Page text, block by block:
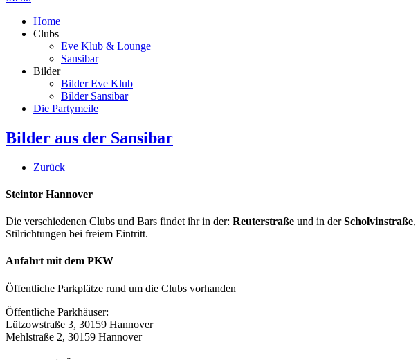
Home
Clubs
Eve Klub & Lounge
Sansibar
Bilder
Bilder Eve Klub
Bilder Sansibar
Die Partymeile
Bilder aus der Sansibar
Zurück
Steintor Hannover
Die verschiedenen Clubs und Bars findet ihr in der: Reuterstraße und in derScholvinstraße,
Stilrichtungen bei freiem Eintritt.
Anfahrt mit dem PKW
Öffentliche Parkplätze rund um die Clubs vorhanden
Öffentliche Parkhäuser:
Lützowstraße 3, 30159 Hannover
Mehlstraße 2, 30159 Hannover